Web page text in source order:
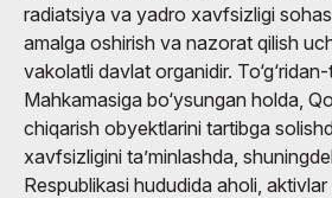
radiatsiya va yadro xavfsizligi
amalga oshirish va nazorat qilish
vakolatli davlat organidir. To‘g‘ridan-
Mahkamasiga bo‘ysungan holda,
chiqarish obyektlarini tartibga
xavfsizligini ta’minlashda,
Respublikasi hududida aholi,